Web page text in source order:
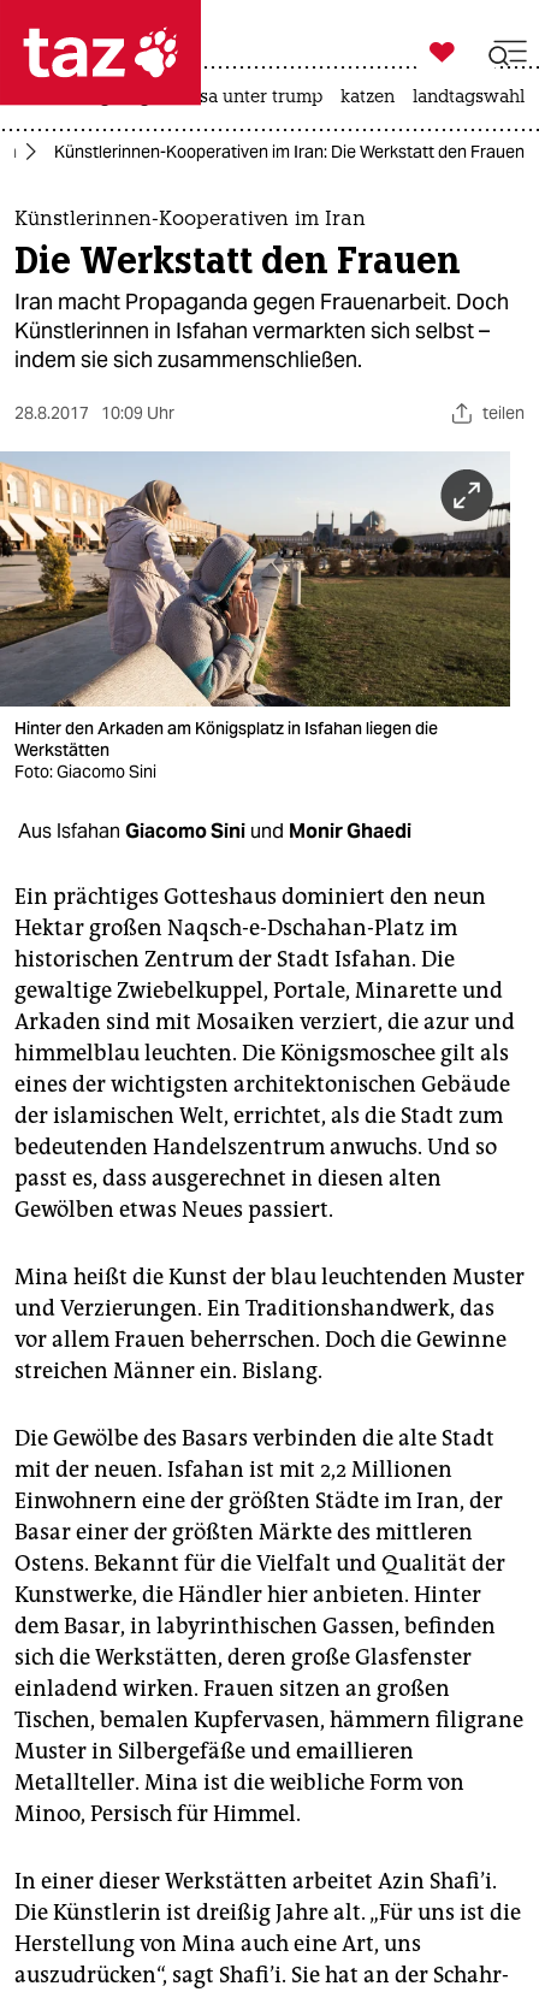
 taz zahl ich
taz zahl ich
themen
politik
öko
sport
berlin
nord
wahrheit
verlag
verlag
shop
fragen & hilfe
unterstützen
abo
genossenschaft
epaper login

taz zahl ich
usa unter trump katzen landtagswahl
Künstlerinnen-Kooperativen im Iran: Die Werkstatt den Frauen
Künstlerinnen-Kooperativen im Iran
Die Werkstatt den Frauen
Iran macht Propaganda gegen Frauenarbeit. Doch
Künstlerinnen in Isfahan vermarkten sich selbst –
indem sie sich zusammenschließen.
28.8.2017 10:09 Uhr teilen
Hinter den Arkaden am Königsplatz in Isfahan liegen die
Werkstätten
Foto: Giacomo Sini
Aus Isfahan Giacomo Sini und Monir Ghaedi
Ein prächtiges Gotteshaus dominiert den neun
Hektar großen Naqsch-e-Dschahan-Platz im
historischen Zentrum der Stadt Isfahan. Die
gewaltige Zwiebelkuppel, Portale, Minarette und
Arkaden sind mit Mosaiken verziert, die azur und
himmelblau leuchten. Die Königsmoschee gilt als
eines der wichtigsten architektonischen Gebäude
der islamischen Welt, errichtet, als die Stadt zum
bedeutenden Handelszentrum anwuchs. Und so
passt es, dass ausgerechnet in diesen alten
Gewölben etwas Neues passiert.
Mina heißt die Kunst der blau leuch­ten­den Muster
und Verzierungen. Ein Traditionshandwerk, das
vor allem Frauen beherrschen. Doch die Gewinne
streichen Männer ein. Bislang.
Die Gewölbe des Basars verbinden die alte Stadt
mit der neuen. Isfahan ist mit 2,2 Millionen
Einwohnern eine der größten Städte im Iran, der
Basar einer der größten Märkte des mittleren
Ostens. Bekannt für die Vielfalt und Qualität der
Kunstwerke, die Händler hier anbieten. Hinter
dem Basar, in labyrinthischen Gassen, befinden
sich die Werkstätten, deren große Glasfenster
einladend wirken. Frauen sitzen an großen
Tischen, bemalen Kupfer­vasen, hämmern filigrane
Muster in Silbergefäße und emaillieren
Metallteller. Mina ist die weibliche Form von
Minoo, Persisch für Himmel.
In einer dieser Werkstätten arbeitet Azin Shafi’i.
Die Künstlerin ist dreißig Jahre alt. „Für uns ist die
Herstellung von Mina auch eine Art, uns
auszudrücken“, sagt Shafi’i. Sie hat an der Schahr-